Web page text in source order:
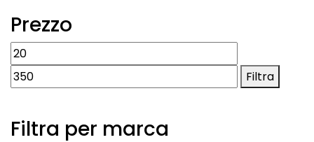
Prezzo
Filtra
Filtra per marca